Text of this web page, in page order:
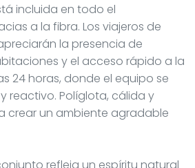
incluida en todo el
a la fibra. Los viajeros de
la presencia de
y el acceso rápido a la
24 horas, donde el equipo se
reactivo. Políglota, cálida y
crear un ambiente agradable
refleja un espíritu natural